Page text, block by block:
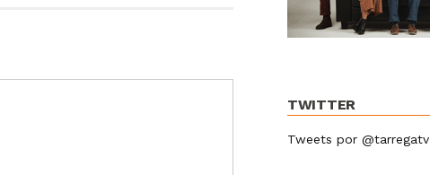
TWITTER
Tweets por @tarregatv